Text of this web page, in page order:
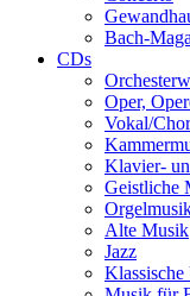
Bach-
CDs
Oper,
Vokal/Chor
Klavier-
Geistliche
Alte Musik
Jazz